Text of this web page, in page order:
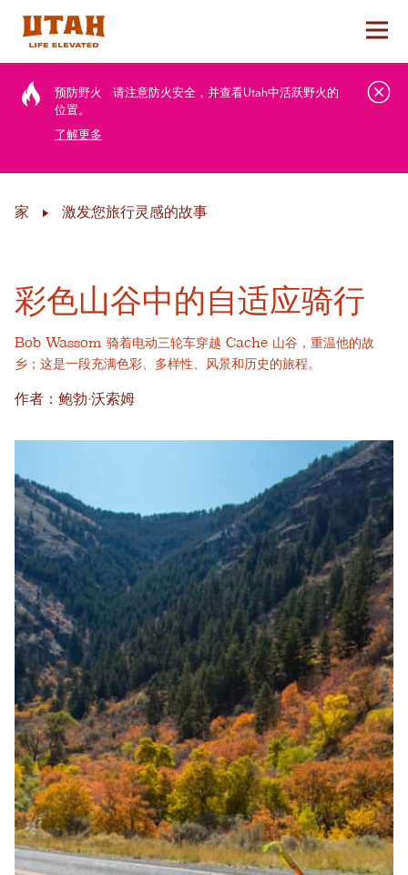
切换
预防野火
请注意防火安全，并查看Utah中活跃野火的
位置。
了解更多
家 激发您旅行灵感的故事
彩色山谷中的自适应骑行
Bob Wassom 骑着电动三轮车穿越 Cache 山谷，重温他的故
乡；这是一段充满色彩、多样性、风景和历史的旅程。
作者：鲍勃·沃索姆